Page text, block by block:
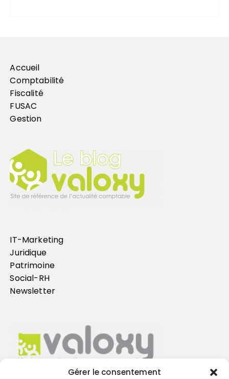
Gérer le consentement
Accueil
Comptabilité
Fiscalité
FUSAC
Gestion
IT-Marketing
Juridique
Patrimoine
Social-RH
Newsletter